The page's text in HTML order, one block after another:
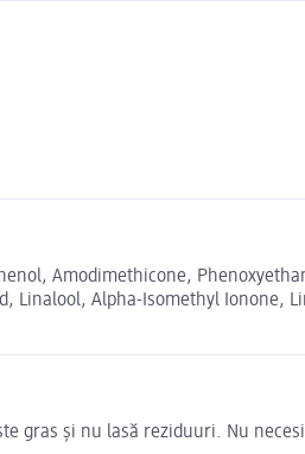
Amodimethicone,
Linalool, Alpha-Isomethyl
gras și nu lasă reziduuri. Nu